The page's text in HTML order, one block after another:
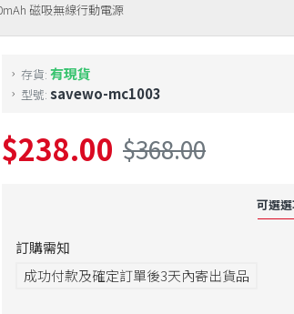
磁吸無線行動電源
存貨: 有現貨
型號: savewo-mc1003
$238.00 $368.00
可選
訂購需知
成功付款及確定訂單後3天內寄出貨品